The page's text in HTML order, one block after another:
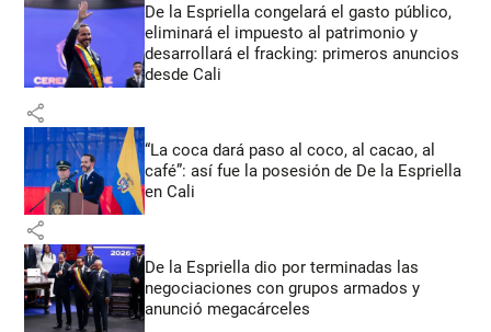
De la Espriella congelará el gasto público,
eliminará el impuesto al patrimonio y
desarrollará el fracking: primeros anuncios
desde Cali
share
“La coca dará paso al coco, al cacao, al
café”: así fue la posesión de De la Espriella
en Cali
share
De la Espriella dio por terminadas las
negociaciones con grupos armados y
anunció megacárceles